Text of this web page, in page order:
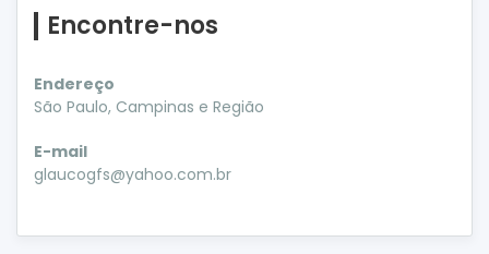
Encontre-nos
Endereço
São Paulo, Campinas e Região
E-mail
glaucogfs@yahoo.com.br